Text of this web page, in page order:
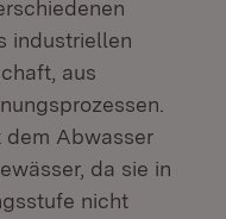
industriellen
aus
dem Abwasser
da sie in
nicht